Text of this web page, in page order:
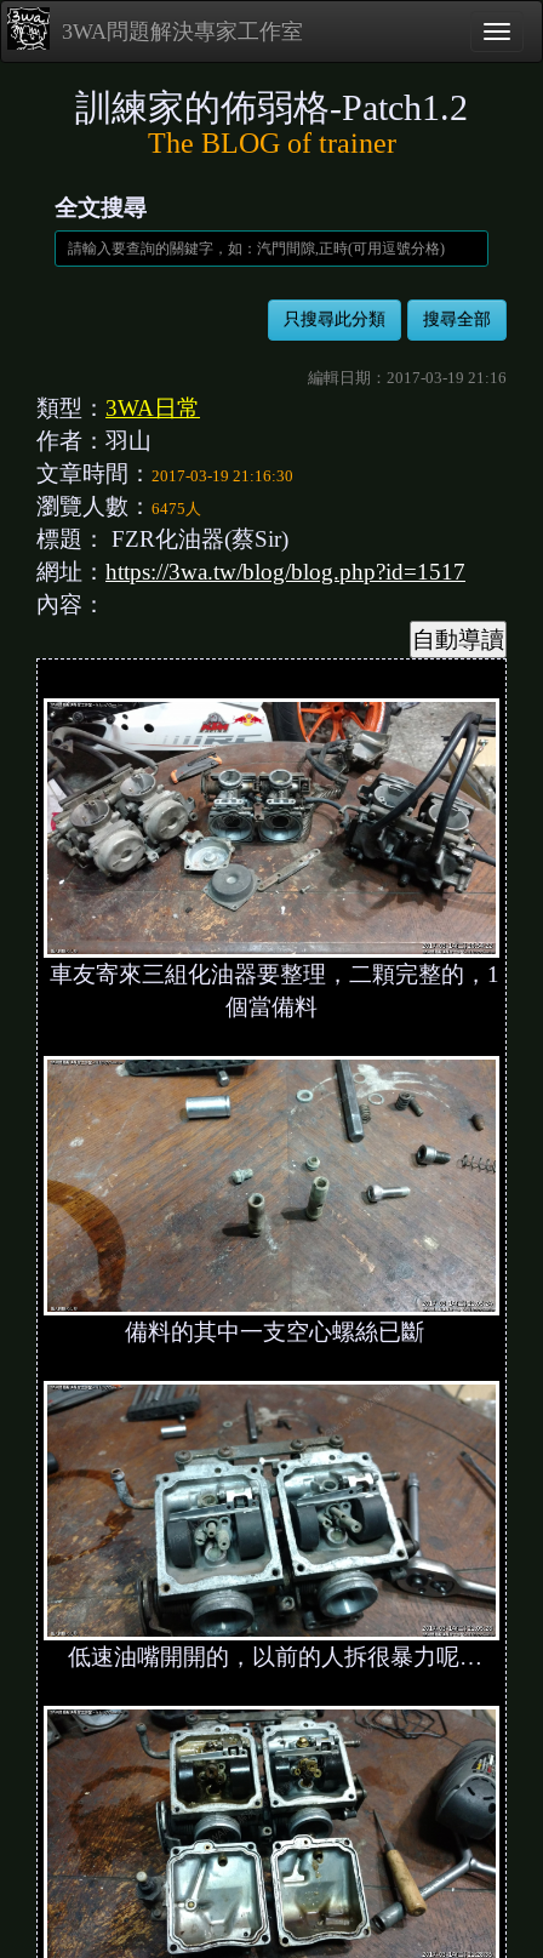
3WA問題解決專家工作室
訓練家的佈弱格-Patch1.2
The BLOG of trainer
全文搜尋
編輯日期：2017-03-19 21:16
類型： 3WA日常
作者：羽山
文章時間： 2017-03-19 21:16:30
瀏覽人數： 6475人
標題： FZR化油器(蔡Sir)
網址： https://3wa.tw/blog/blog.php?id=1517
內容：
車友寄來三組化油器要整理，二顆完整的，1
個當備料
備料的其中一支空心螺絲已斷
低速油嘴開開的，以前的人拆很暴力呢…